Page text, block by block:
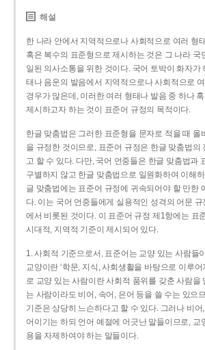
해설
한 나라 안에서 지역적으로나 사회적으로 여러 형
혹은 복수의 표준형으로 제시하는 것은 그 나라 국
일된 의사소통을 위한 것이다. 국어 토박이 화자가
태나 음운의 발음에서 지역적으로나 사회적으로
경우가 많은데, 이러한 여러 형태나 발음 중 하나
제시하고자 하는 것이 표준어 규정의 목적이다.
한글 맞춤법은 그러한 표준형을 문자로 적을 때 올
을 규정한 것이므로, 표준어 규정은 한글 맞춤법의
고 할 수 있다. 다만, 국어 언중들은 한글 맞춤법과
구별하지 않고 한글 맞춤법으로 일원화하여 이해
글 맞춤법에는 표준어 규정에 귀속되어야 할 만한
다. 이는 국어 언중들에게 실용적인 성격의 어문
에서 비롯된 것이다. 이 표준어 규정 제1항에는 표
시대적, 지역적 기준이 제시되어 있다.
1. 사회적 기준으로서, 표준어는 교양 있는 사람들
교양이란 ‘학문, 지식, 사회생활을 바탕으로 이루어
로 교양 있는 사람이란 사회적 품위를 갖춘 사람을
는 사람이라도 비어, 속어, 은어 등을 쓸 수는 있으
기준은 상당히 느슨하다고 할 수 있다. 그러나 비
어이기는 하되 언어 예절에 어긋난 말들이므로, 교
용을 자제하여야 하는 말들이다.